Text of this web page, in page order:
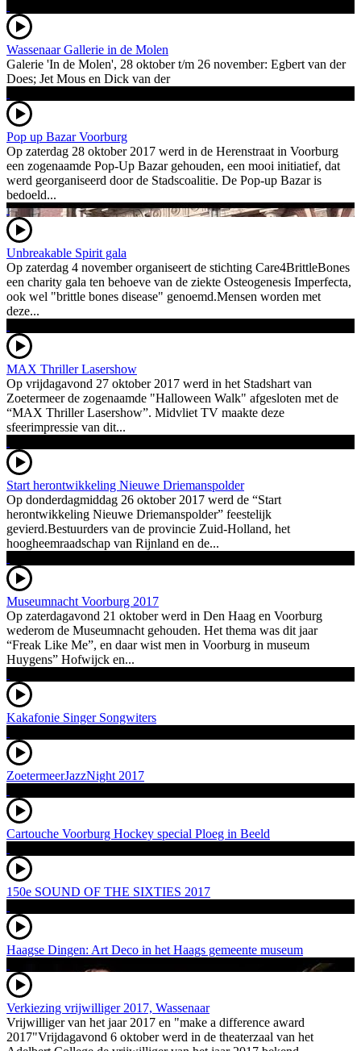
Wassenaar Gallerie in de Molen
Galerie 'In de Molen', 28 oktober t/m 26 november: Egbert van der
Does; Jet Mous en Dick van der
Pop up Bazar Voorburg
Op zaterdag 28 oktober 2017 werd in de Herenstraat in Voorburg
een zogenaamde Pop-Up Bazar gehouden, een mooi initiatief, dat
werd georganiseerd door de Stadscoalitie. De Pop-up Bazar is
bedoeld...
Unbreakable Spirit gala
Op zaterdag 4 november organiseert de stichting Care4BrittleBones
een charity gala ten behoeve van de ziekte Osteogenesis Imperfecta,
ook wel "brittle bones disease" genoemd.Mensen worden met
deze...
MAX Thriller Lasershow
Op vrijdagavond 27 oktober 2017 werd in het Stadshart van
Zoetermeer de zogenaamde "Halloween Walk" afgesloten met de
“MAX Thriller Lasershow”. Midvliet TV maakte deze
sfeerimpressie van dit...
Start herontwikkeling Nieuwe Driemanspolder
Op donderdagmiddag 26 oktober 2017 werd de “Start
herontwikkeling Nieuwe Driemanspolder” feestelijk
gevierd.Bestuurders van de provincie Zuid-Holland, het
hoogheemraadschap van Rijnland en de...
Museumnacht Voorburg 2017
Op zaterdagavond 21 oktober werd in Den Haag en Voorburg
wederom de Museumnacht gehouden. Het thema was dit jaar
“Freak Like Me”, en daar wist men in Voorburg in museum
Huygens” Hofwijck en...
Kakafonie Singer Songwiters
ZoetermeerJazzNight 2017
Cartouche Voorburg Hockey special Ploeg in Beeld
150e SOUND OF THE SIXTIES 2017
Haagse Dingen: Art Deco in het Haags gemeente museum
Verkiezing vrijwilliger 2017, Wassenaar
Vrijwilliger van het jaar 2017 en "make a difference award
2017"Vrijdagavond 6 oktober werd in de theaterzaal van het